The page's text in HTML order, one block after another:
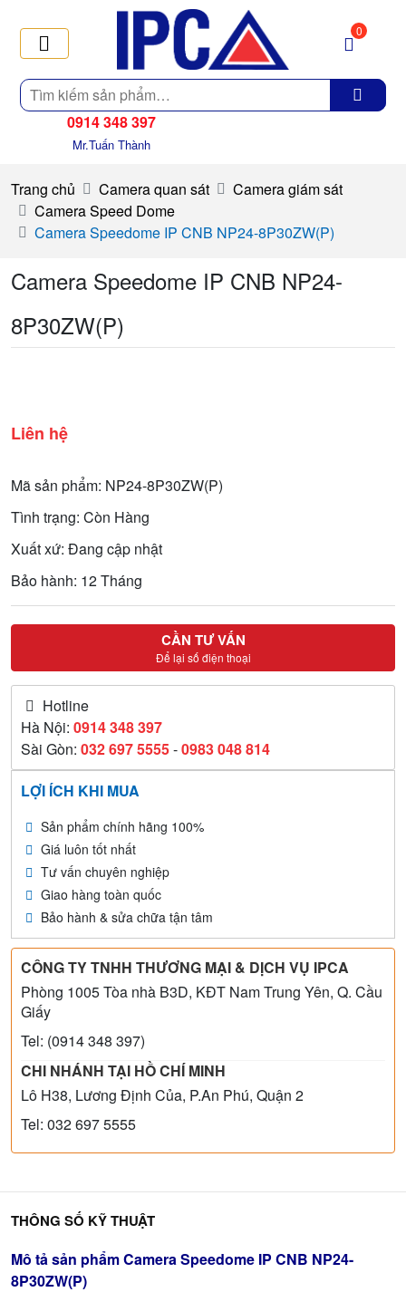
Tìm
kiếm
0
0914 348 397
Mr.Tuấn Thành
Trang chủ Camera quan sát
Camera giám sát
Camera Speed Dome
Camera Speedome IP CNB NP24-8P30ZW(P)
Camera Speedome IP CNB NP24-
8P30ZW(P)
Liên hệ
Mã sản phẩm: NP24-8P30ZW(P)
Tình trạng: Còn Hàng
Xuất xứ: Đang cập nhật
Bảo hành: 12 Tháng
CẦN TƯ VẤN
Để lại số điện thoại
Hotline
Hà Nội: 0914 348 397
Sài Gòn: 032 697 5555-0983 048 814
LỢI ÍCH KHI MUA
Sản phẩm chính hãng 100%
Giá luôn tốt nhất
Tư vấn chuyên nghiệp
Giao hàng toàn quốc
Bảo hành & sửa chữa tận tâm
CÔNG TY TNHH THƯƠNG MẠI & DỊCH VỤ IPCA
Phòng 1005 Tòa nhà B3D, KĐT Nam Trung Yên, Q. Cầu
Giấy
Tel: (0914 348 397)
CHI NHÁNH TẠI HỒ CHÍ MINH
Lô H38, Lương Định Của, P.An Phú, Quận 2
Tel: 032 697 5555
Mô tả sản phẩm Camera Speedome IP CNB NP24-
8P30ZW(P)
THÔNG SỐ KỸ THUẬT